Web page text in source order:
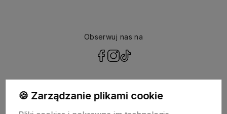
Obserwuj nas na
🍪 Zarządzanie plikami cookie